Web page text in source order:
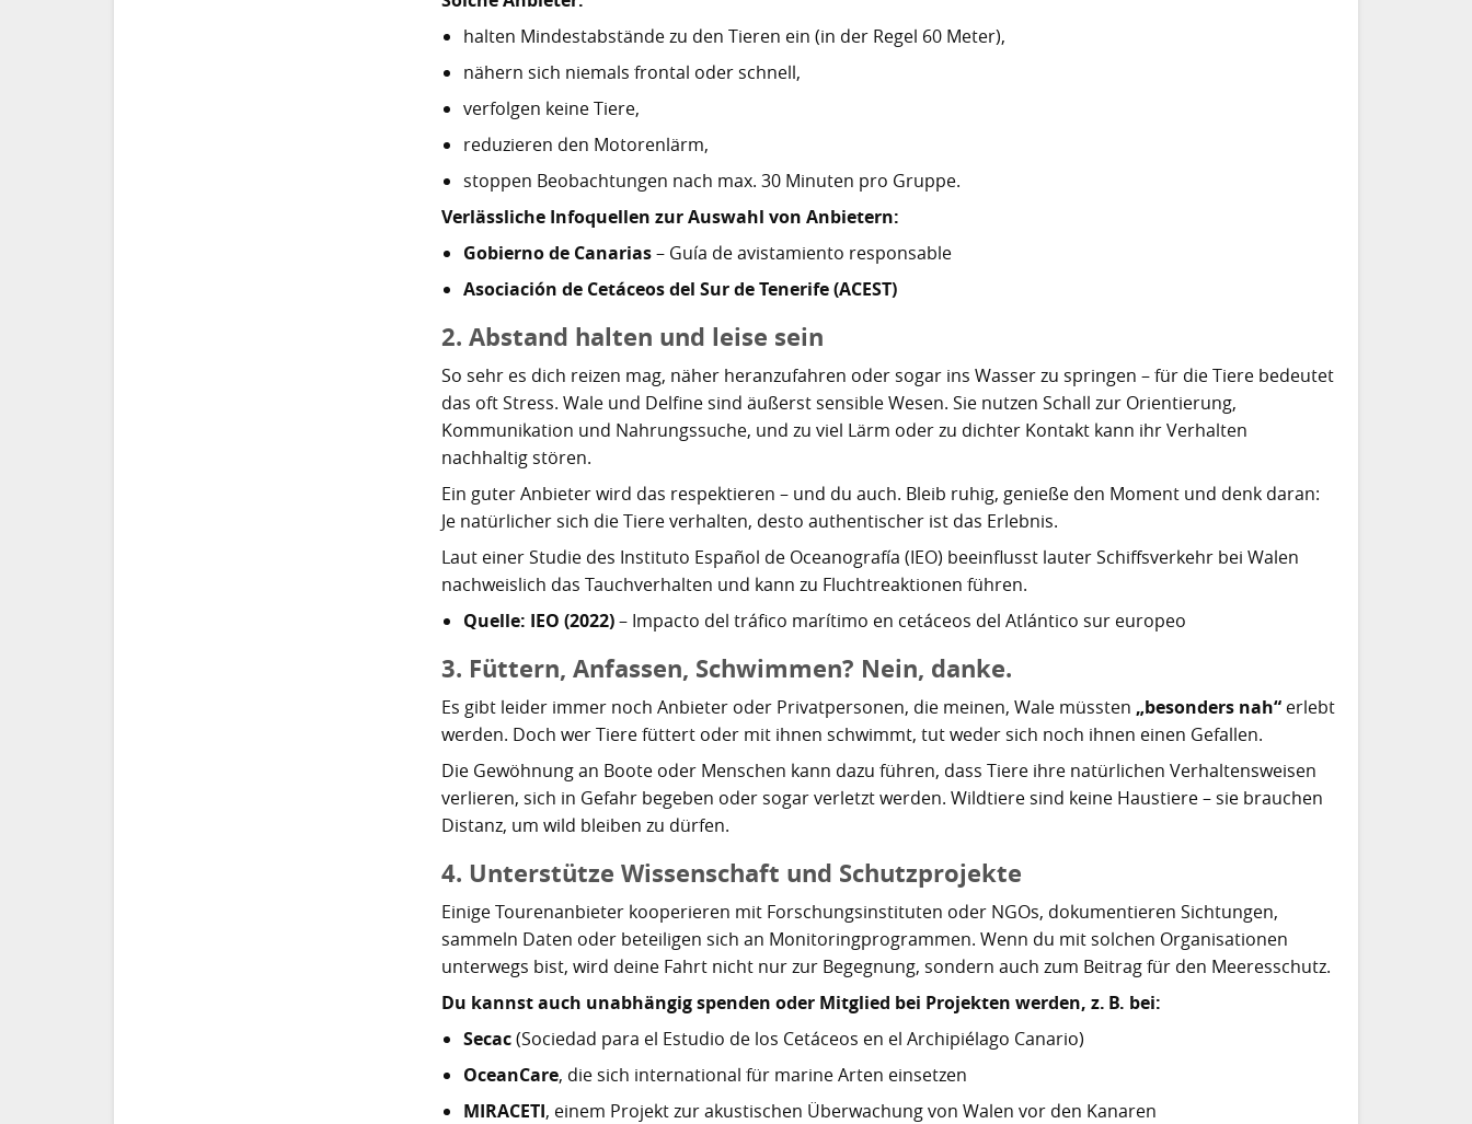
halten Mindestabstände zu den Tieren ein (in der Regel 60 Meter),
nähern sich niemals frontal oder schnell,
verfolgen keine Tiere,
reduzieren den Motorenlärm,
stoppen Beobachtungen nach max. 30 Minuten pro Gruppe.
Verlässliche Infoquellen zur Auswahl von Anbietern:
Gobierno de Canarias– Guía de avistamiento responsable
Asociación de Cetáceos del Sur de Tenerife (ACEST)
2. Abstand halten und leise sein
So sehr es dich reizen mag, näher heranzufahren oder sogar ins Wasser zu springen – für die Tiere bedeutet
das oft Stress. Wale und Delfine sind äußerst sensible Wesen. Sie nutzen Schall zur Orientierung,
Kommunikation und Nahrungssuche, und zu viel Lärm oder zu dichter Kontakt kann ihr Verhalten
nachhaltig stören.
Ein guter Anbieter wird das respektieren – und du auch. Bleib ruhig, genieße den Moment und denk daran:
Je natürlicher sich die Tiere verhalten, desto authentischer ist das Erlebnis.
Laut einer Studie des Instituto Español de Oceanografía (IEO) beeinflusst lauter Schiffsverkehr bei Walen
nachweislich das Tauchverhalten und kann zu Fluchtreaktionen führen.
Quelle: IEO (2022)– Impacto del tráfico marítimo en cetáceos del Atlántico sur europeo
3. Füttern, Anfassen, Schwimmen? Nein, danke.
Es gibt leider immer noch Anbieter oder Privatpersonen, die meinen, Wale müssten „besonders nah“ erlebt
werden. Doch wer Tiere füttert oder mit ihnen schwimmt, tut weder sich noch ihnen einen Gefallen.
Die Gewöhnung an Boote oder Menschen kann dazu führen, dass Tiere ihre natürlichen Verhaltensweisen
verlieren, sich in Gefahr begeben oder sogar verletzt werden. Wildtiere sind keine Haustiere – sie brauchen
Distanz, um wild bleiben zu dürfen.
4. Unterstütze Wissenschaft und Schutzprojekte
Einige Tourenanbieter kooperieren mit Forschungsinstituten oder NGOs, dokumentieren Sichtungen,
sammeln Daten oder beteiligen sich an Monitoringprogrammen. Wenn du mit solchen Organisationen
unterwegs bist, wird deine Fahrt nicht nur zur Begegnung, sondern auch zum Beitrag für den Meeresschutz.
Du kannst auch unabhängig spenden oder Mitglied bei Projekten werden, z. B. bei:
Secac(Sociedad para el Estudio de los Cetáceos en el Archipiélago Canario)
OceanCare, die sich international für marine Arten einsetzen
MIRACETI, einem Projekt zur akustischen Überwachung von Walen vor den Kanaren